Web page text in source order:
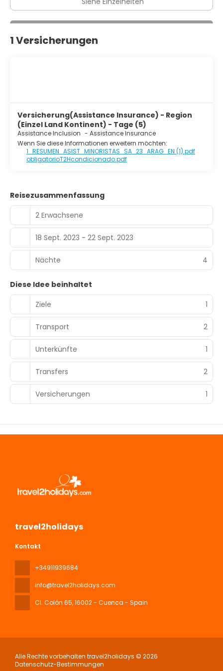
1 Versicherungen
Versicherung(Assistance Insurance) - Region
(Einzel Land Kontinent) - Tage (5)
Assistance Inclusion - Assistance Insurance
Wenn Sie diese Informationen erweitern möchten:
1_RESUMEN_ASIST_MINORISTAS_SA_23_ARAG_EN (1).pdf
obligatorioT2Hcondicionado.pdf
Reisezusammenfassung
2 Erwachsene
18 Sept. 2023 - 22 Sept. 2023
Nächte 4
Diese Idee beinhaltet
Ziele
1
Transport 2
Unterkünfte 1
Transfers 2
Versicherungen 1
travel2holidays
Kontakt
+34911939684
info@travel2holidays.com
Cl. Colón 65, 16002 - Cuenca - Spain
Alle Rechte vorbehalten travel2holidays © 2026
Datenschutz-Bestimmungen